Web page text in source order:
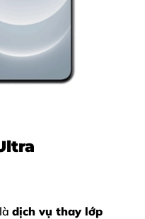
là dịch vụ thay lớp